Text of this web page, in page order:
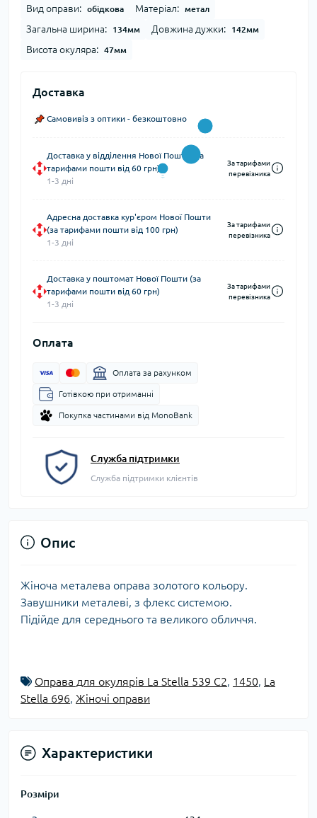
Вид оправи: обідкова Матеріал: метал
Загальна ширина: 134мм Довжина дужки: 142мм
Висота окуляра: 47мм
Доставка
Самовивіз з оптики - безкоштовно
Доставка у відділення Нової Пошти (за
тарифами пошти від 60 грн)
1-3 дні
За тарифами
перевізника
Адресна доставка кур'єром Нової Пошти
(за тарифами пошти від 100 грн)
1-3 дні
За тарифами
перевізника
Доставка у поштомат Нової Пошти (за
тарифами пошти від 60 грн)
1-3 дні
За тарифами
перевізника
Оплата
Оплата за рахунком
Готівкою при отриманні
Покупка частинами від MonoBank
Служба підтримки
Служба підтримки клієнтів
Опис
Жіноча металева оправа золотого кольору.
Завушники металеві, з флекс системою.
Підійде для середнього та великого обличчя.
Оправа для окулярів La Stella 539 C2 1450 La
Stella 696 Жіночі оправи
Характеристики
Розміри